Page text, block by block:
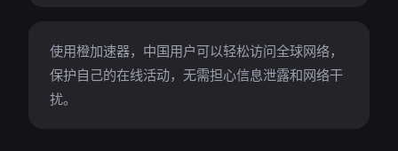
使用橙加速器，中国用户可以轻松访问全球网络，
保护自己的在线活动，无需担心信息泄露和网络干
扰。